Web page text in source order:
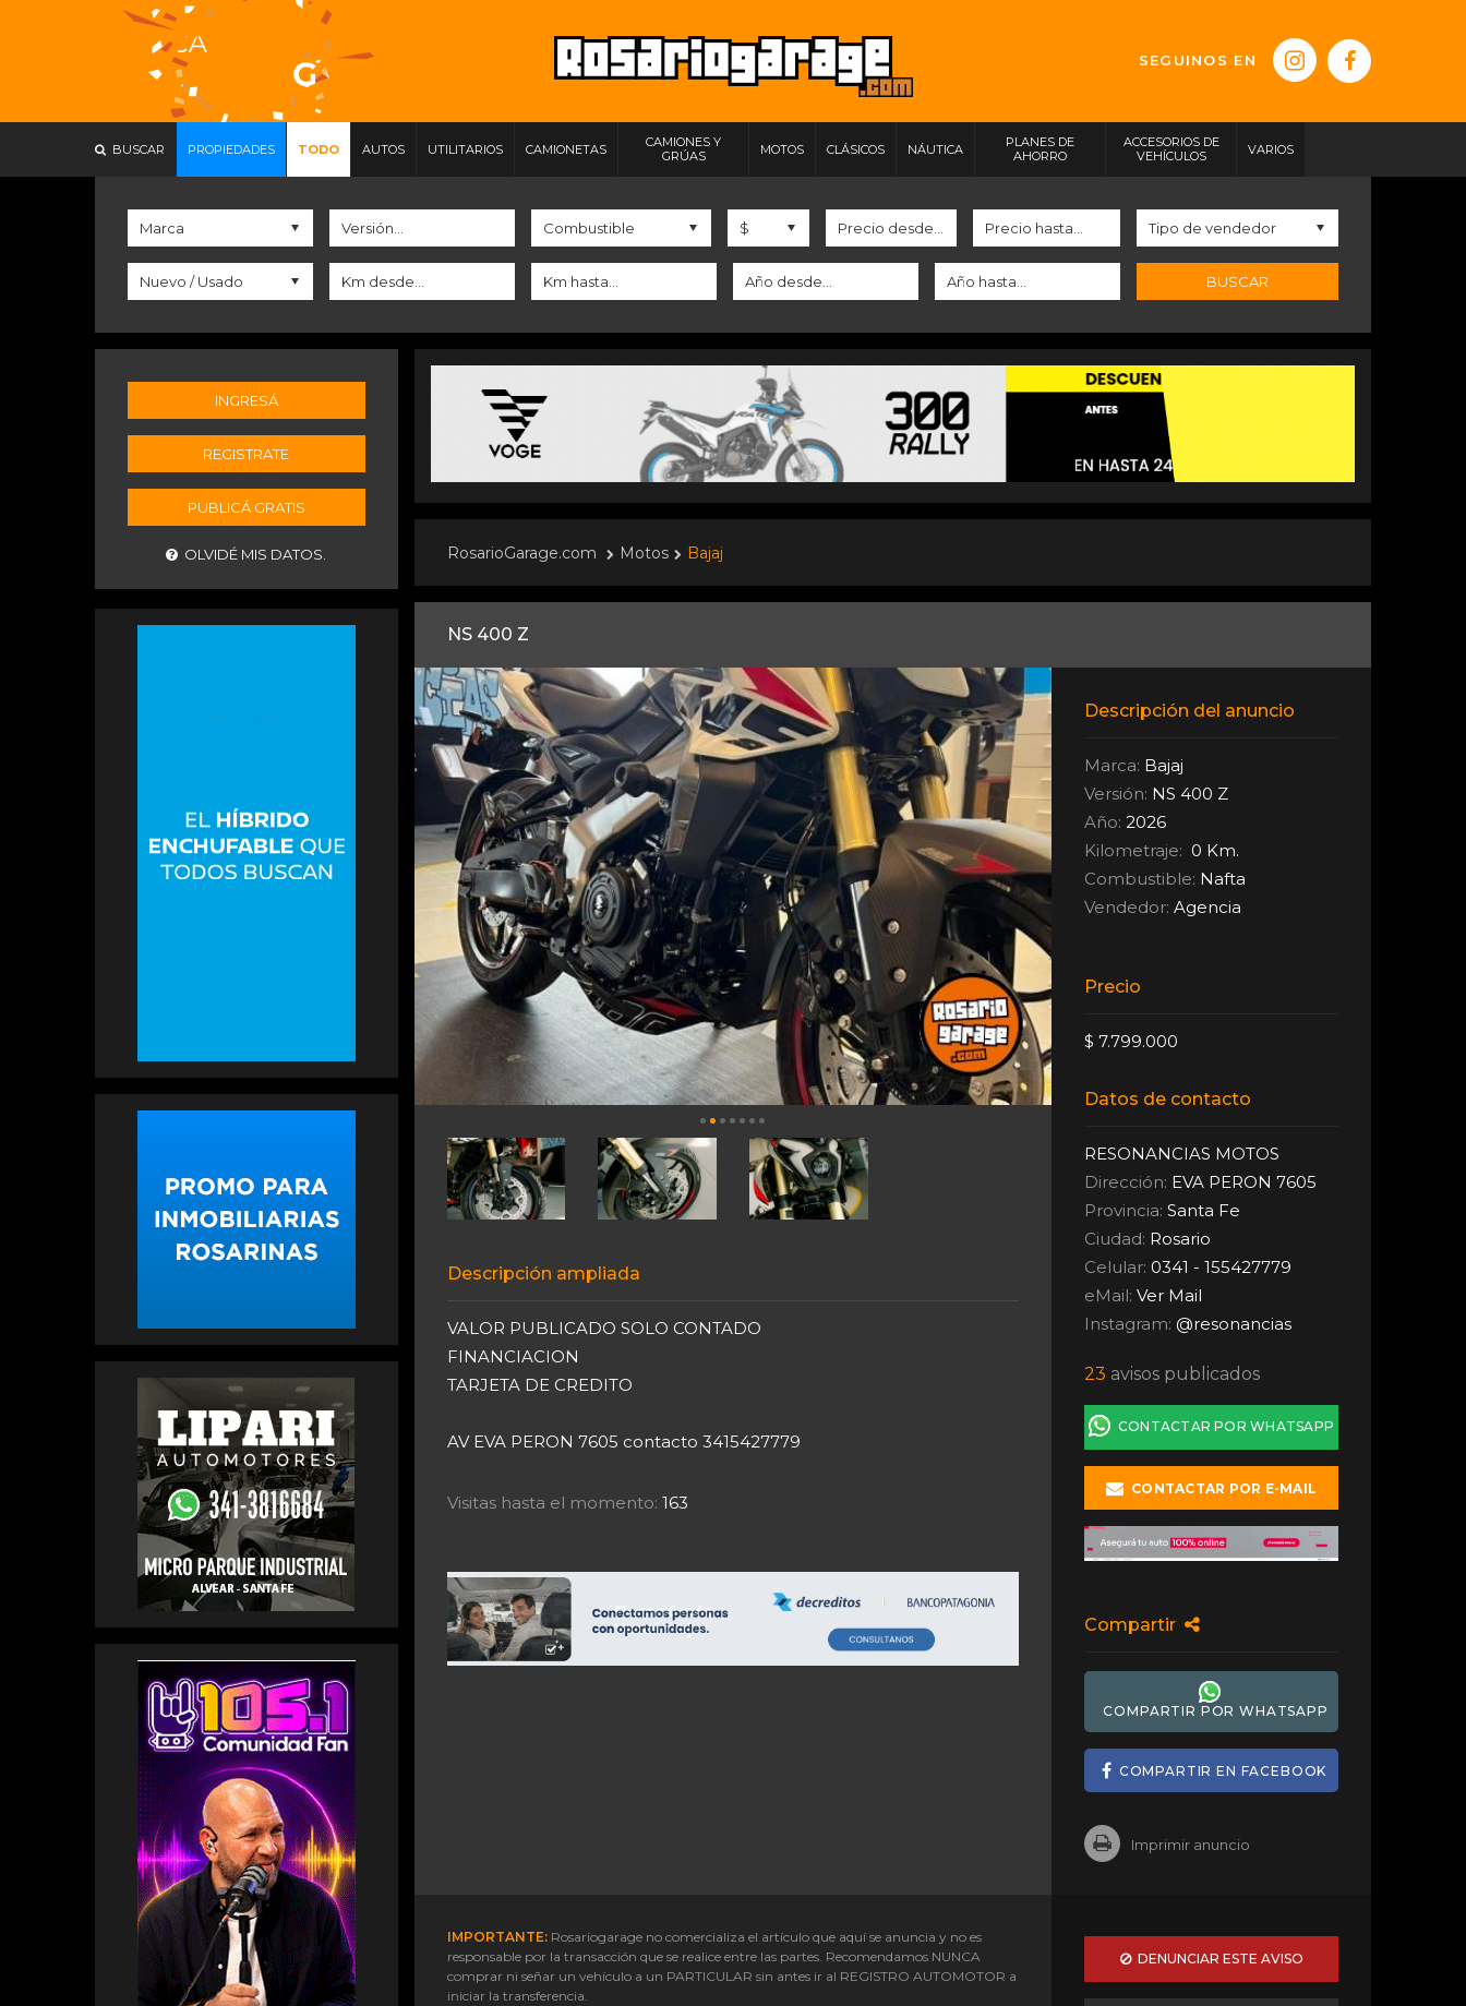
SEGUINOS EN
BUSCAR PROPIEDADES TODO AUTOS UTILITARIOS CAMIONETAS
CAMIONES Y
GRÚAS
MOTOS CLÁSICOS NÁUTICA
PLANES DE
AHORRO
ACCESORIOS DE
VEHÍCULOS
VARIOS
BUSCAR
INGRESÁ
REGISTRATE
PUBLICÁ GRATIS
OLVIDÉ MIS DATOS. RosarioGarage.com Motos Bajaj
NS 400 Z
Descripción ampliada
VALOR PUBLICADO SOLO CONTADO
FINANCIACION
TARJETA DE CREDITO
AV EVA PERON 7605 contacto 3415427779
Visitas hasta el momento: 163
Descripción del anuncio
Marca: Bajaj
Versión: NS 400 Z
Año: 2026
Kilometraje: 0 Km.
Combustible: Nafta
Vendedor: Agencia
Precio
$ 7.799.000
Datos de contacto
RESONANCIAS MOTOS
Dirección: EVA PERON 7605
Provincia:Santa Fe
Ciudad: Rosario
Celular: 0341 - 155427779
eMail:Ver Mail
Instagram: @resonancias
23 avisos publicados
CONTACTAR POR WHATSAPP
CONTACTAR POR E-MAIL
Compartir
COMPARTIR POR WHATSAPP
COMPARTIR EN FACEBOOK
Imprimir anuncio
IMPORTANTE:Rosariogarage no comercializa el artículo que aquí se anuncia y no es
responsable por la transacción que se realice entre las partes. Recomendamos NUNCA
comprar ni señar un vehículo a un PARTICULAR sin antes ir al REGISTRO AUTOMOTOR a
iniciar la transferencia.
DENUNCIAR ESTE AVISO